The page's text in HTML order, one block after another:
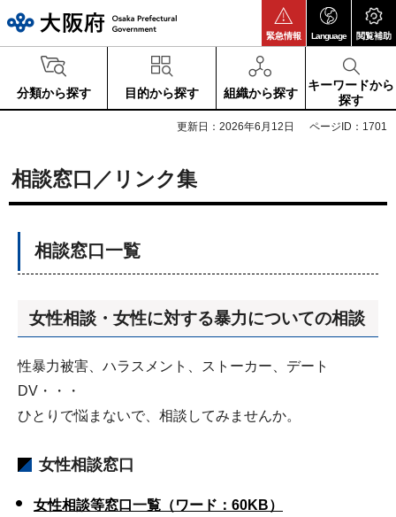
緊急情報 Language 閲覧補助
分類から探す 目的から探す 組織から探す
キーワードから
探す
更新日：2026年6月12日 ページID：1701
相談窓口／リンク集
相談窓口一覧
女性相談・女性に対する暴力についての相談
性暴力被害、ハラスメント、ストーカー、デート
DV・・・
ひとりで悩まないで、相談してみませんか。
女性相談窓口
女性相談等窓口一覧（ワード：60KB）